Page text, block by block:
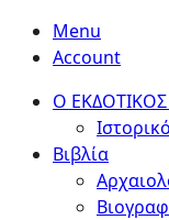
Menu
Account
Ο
Ιστορικό
Βιβλία